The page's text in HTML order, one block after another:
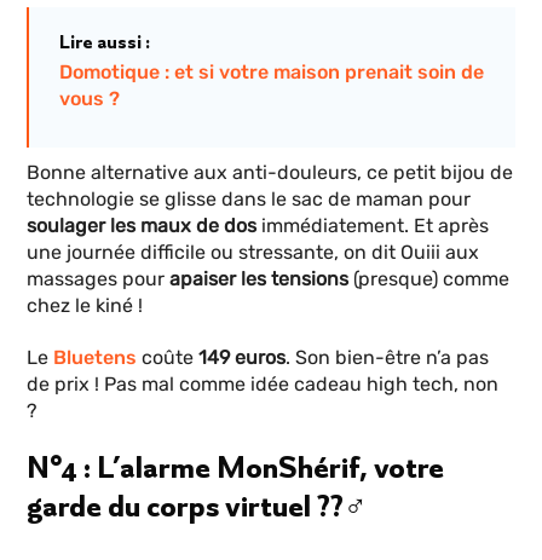
Lire aussi :
Domotique : et si votre maison prenait soin de
vous ?
Bonne alternative aux anti-douleurs, ce petit bijou de
technologie se glisse dans le sac de maman pour
soulager les maux de dos immédiatement. Et après
une journée difficile ou stressante, on dit Ouiii aux
massages pourapaiser les tensions (presque) comme
chez le kiné !
Le Bluetens coûte149 euros. Son bien-être n’a pas
de prix ! Pas mal comme idée cadeau high tech, non
?
N°4 : L’alarme MonShérif, votre
garde du corps virtuel ??‍♂️